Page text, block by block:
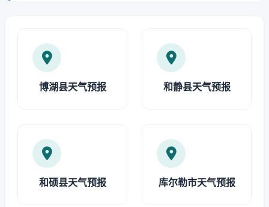
博湖县天气预报 和静县天气预报
和硕县天气预报 库尔勒市天气预报